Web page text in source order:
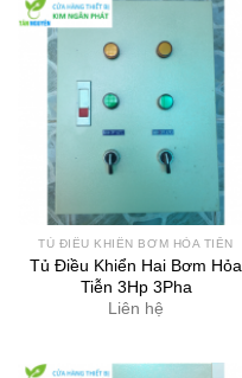
TỦ ĐIỀU KHIỂN BƠM HỎA TIỄN
Tủ Điều Khiển Hai Bơm Hỏa
Tiễn 3Hp 3Pha
Liên hệ